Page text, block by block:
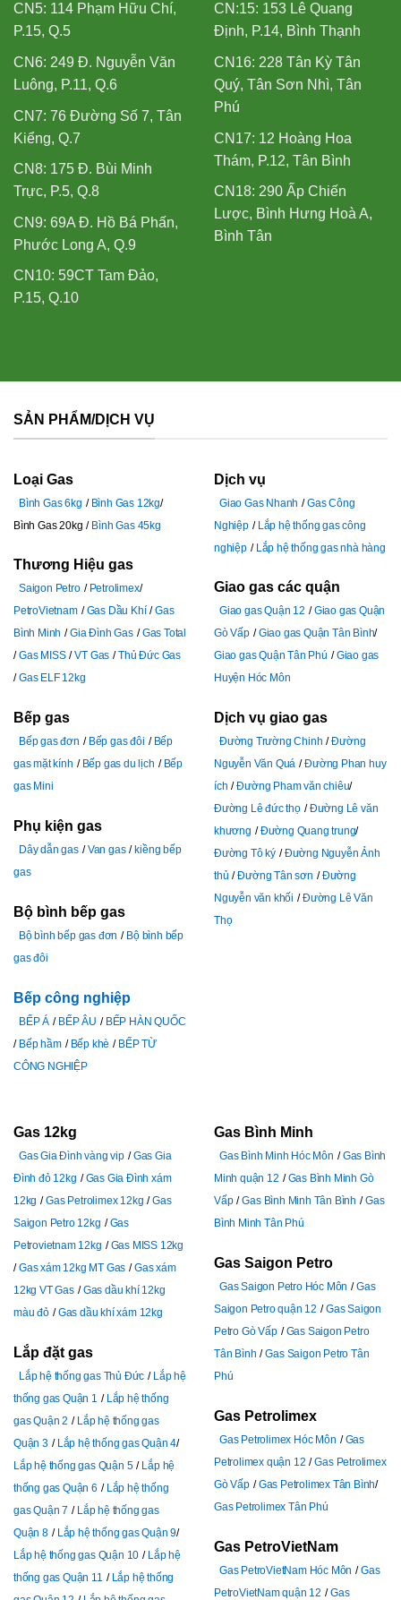
CN5: 114 Phạm Hữu Chí,
P.15, Q.5
CN6: 249 Đ. Nguyễn Văn
Luông, P.11, Q.6
CN7: 76 Đường Số 7, Tân
Kiểng, Q.7
CN8: 175 Đ. Bùi Minh
Trực, P.5, Q.8
CN9: 69A Đ. Hồ Bá Phấn,
Phước Long A, Q.9
CN10: 59CT Tam Đảo,
P.15, Q.10
CN:15: 153 Lê Quang
Định, P.14, Bình Thạnh
CN16: 228 Tân Kỳ Tân
Quý, Tân Sơn Nhì, Tân
Phú
CN17: 12 Hoàng Hoa
Thám, P.12, Tân Bình
CN18: 290 Ấp Chiến
Lược, Bình Hưng Hoà A,
Bình Tân
SẢN PHẨM/DỊCH VỤ
Loại Gas
Bình Gas 6kg
Bình Gas 12kg
Bình Gas 20kg
Bình Gas 45kg
Thương Hiệu gas
Saigon Petro
Petrolimex
PetroVietnam
Gas Dầu Khí
Gas
Bình Minh
Gia Đình Gas
Gas Total
Gas MISS
VT Gas
Thủ Đức Gas
Gas ELF 12kg
Bếp gas
Bếp gas đơn Bếp gas đôi
Bếp
gas mặt kính
Bếp gas du lịch
Bếp
gas Mini
Phụ kiện gas
Dây dẫn gas Van gas
kiềng bếp
gas
Bộ bình bếp gas
Bộ bình bếp gas đơn
Bộ bình bếp
gas đôi
Bếp công nghiệp
BẾP Á BẾP ÂU
BẾP HÀN QUỐC
Bếp hầm
Bếp khè
BẾP TỪ
CÔNG NGHIỆP
Dịch vụ
Giao Gas Nhanh
Gas Công
Nghiệp
Lắp hệ thống gas công
nghiệp
Lắp hệ thống gas nhà hàng
Giao gas các quận
Giao gas Quận 12
Giao gas Quận
Gò Vấp
Giao gas Quận Tân Bình
Giao gas Quận Tân Phú
Giao gas
Huyện Hóc Môn
Dịch vụ giao gas
Đường Trường Chinh
Đường
Nguyễn Văn Quá
Đường Phan huy
ích
Đường Pham văn chiêu
Đường Lê đức thọ
Đường Lê văn
khương
Đường Quang trung
Đường Tô ký
Đường Nguyễn Ảnh
thủ
Đường Tân sơn
Đường
Nguyễn văn khối
Đường Lê Văn
Thọ
Gas 12kg
Gas Gia Đình vàng vip
Gas Gia
Đình đỏ 12kg
Gas Gia Đình xám
12kg
Gas Petrolimex 12kg
Gas
Saigon Petro 12kg
Gas
Petrovietnam 12kg
Gas MISS 12kg
Gas xám 12kg MT Gas
Gas xám
12kg VT Gas
Gas dầu khí 12kg
màu đỏ
Gas dầu khí xám 12kg
Lắp đặt gas
Lắp hệ thống gas Thủ Đức
Lắp hệ
thống gas Quận 1
Lắp hệ thống
gas Quận 2
Lắp hệ thống gas
Quận 3
Lắp hệ thống gas Quận 4
Lắp hệ thống gas Quận 5
Lắp hệ
thống gas Quận 6
Lắp hệ thống
gas Quận 7
Lắp hệ thống gas
Quận 8
Lắp hệ thống gas Quận 9
Lắp hệ thống gas Quận 10
Lắp hệ
thống gas Quận 11
Lắp hệ thống
Gas Bình Minh
Gas Bình Minh Hóc Môn
Gas Bình
Minh quận 12
Gas Bình Minh Gò
Vấp
Gas Bình Minh Tân Bình
Gas
Bình Minh Tân Phú
Gas Saigon Petro
Gas Saigon Petro Hóc Môn
Gas
Saigon Petro quận 12
Gas Saigon
Petro Gò Vấp
Gas Saigon Petro
Tân Bình
Gas Saigon Petro Tân
Phú
Gas Petrolimex
Gas Petrolimex Hóc Môn
Gas
Petrolimex quận 12
Gas Petrolimex
Gò Vấp
Gas Petrolimex Tân Bình
Gas Petrolimex Tân Phú
Gas PetroVietNam
Gas PetroVietNam Hóc Môn
Gas
PetroVietNam quận 12
Gas